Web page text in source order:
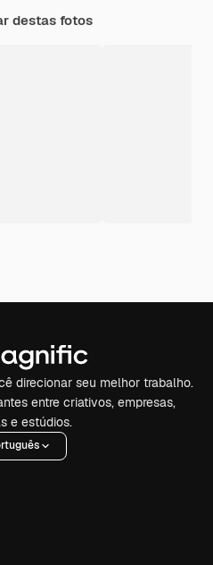
destas fotos
direcionar seu melhor trabalho.
entre criativos, empresas,
e estúdios.